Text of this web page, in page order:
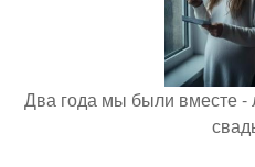
Два года мы были вместе -